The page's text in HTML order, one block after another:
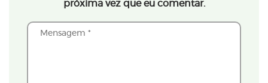
próxima vez que eu comentar.